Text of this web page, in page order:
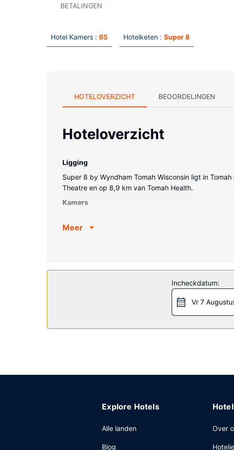
BETALINGEN
Hotel Kamers : 65 Hotelketen : Super 8
HOTELOVERZICHT BEOORDELINGEN
Hoteloverzicht
Ligging
Super 8 by Wyndham Tomah Wisconsin ligt in
Theatre en op 8,9 km van Tomah Health.
Kamers
voorzieningen horen een bureau en de kamers
Restaurant
Dagelijks kun je van 06.00 uur tot 09.00 uur
Enkele van de voorzieningen zijn een 24-uurs
Meer
Incheckdatum:
Vr 7
Explore Hotels
Alle landen
Blog
Over